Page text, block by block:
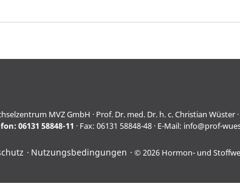
MVZ GmbH · Prof. Dr. med. Dr. h. c. Christian Wüster ·
06131 58848-11 · Fax: 06131 58848-48 · E-Mail: info@prof-
Nutzungsbedingungen © 2026 Hormon- und